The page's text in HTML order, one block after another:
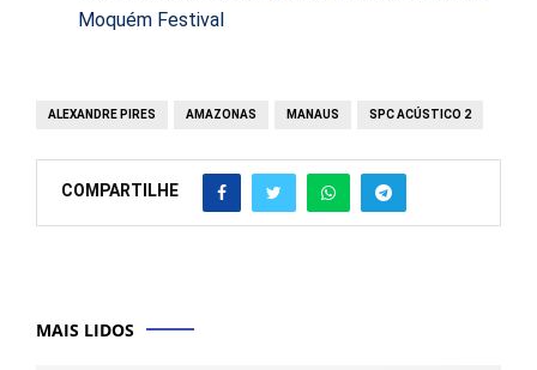
Moquém Festival
ALEXANDRE PIRES AMAZONAS MANAUS SPC ACÚSTICO 2
COMPARTILHE
MAIS LIDOS